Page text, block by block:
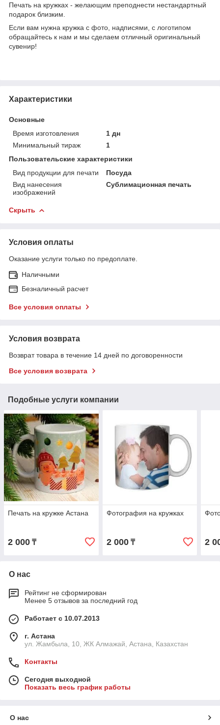
Печать на кружках - желающим преподнести нестандартный
подарок близким.
Если вам нужна кружка с фото, надписями, с логотипом
обращайтесь к нам и мы сделаем отличный оригинальный
сувенир!
Характеристики
Основные
Время изготовления
1 дн
Минимальный тираж
1
Пользовательские характеристики
Вид продукции для печати
Посуда
Вид нанесения
изображений
Сублимационная печать
Скрыть
Условия оплаты
Оказание услуги только по предоплате.
Наличными
Безналичный расчет
Все условия оплаты
Условия возврата
Возврат товара в течение 14 дней по договоренности
Все условия возврата
Подобные услуги компании
Печать на кружке Астана
2 000 ₸
Фотография на кружках
2 000₸ 2
О нас
Рейтинг не сформирован
Менее 5 отзывов за последний год
Работает с 10.07.2013
г. Астана
ул. Жамбыла, 10, ЖК Алмажай, Астана, Казахстан
Контакты
Сегодня выходной
Показать весь график работы
О нас